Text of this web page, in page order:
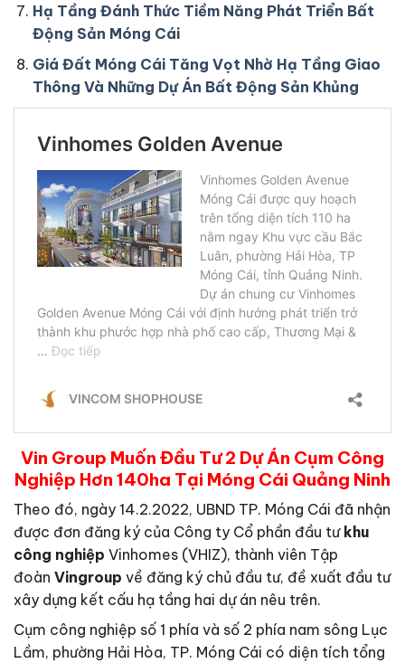
Hạ Tầng Đánh Thức Tiềm Năng Phát Triển Bất
Động Sản Móng Cái
Giá Đất Móng Cái Tăng Vọt Nhờ Hạ Tầng Giao
Thông Và Những Dự Án Bất Động Sản Khủng
Vin Group Muốn Đầu Tư 2 Dự Án Cụm Công
Nghiệp Hơn 140ha Tại Móng Cái Quảng Ninh
Theo đó, ngày 14.2.2022, UBND TP. Móng Cái đã nhận
được đơn đăng ký của Công ty Cổ phần đầu tư khu
công nghiệp Vinhomes (VHIZ), thành viên Tập
đoàn Vingroup về đăng ký chủ đầu tư, đề xuất đầu tư
xây dựng kết cấu hạ tầng hai dự án nêu trên.
Cụm công nghiệp số 1 phía và số 2 phía nam sông Lục
Lầm, phường Hải Hòa, TP. Móng Cái có diện tích tổng